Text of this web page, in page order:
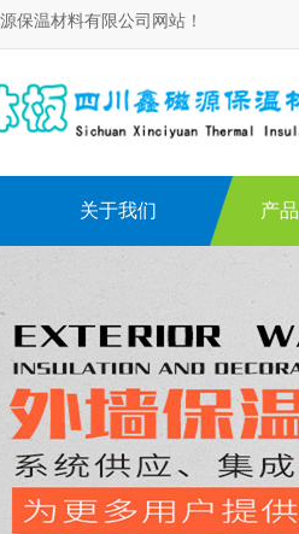
保温材料有限公司网站！
关于我们 产